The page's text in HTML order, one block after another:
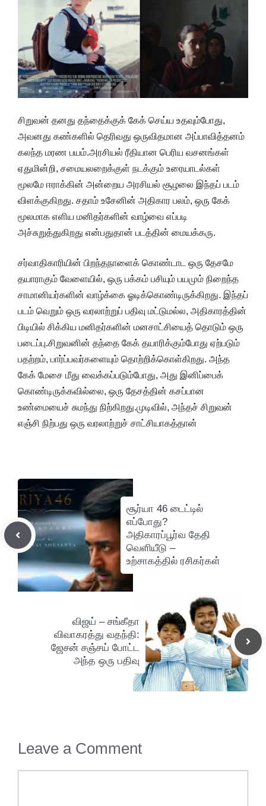
சிறுவன் தனது தந்தைக்குக் கேக் செய்ய உதவும்போது,
அவனது கண்களில் தெரிவது ஒருவிதமான அப்பாவித்தனம்
கலந்த மரண பயம்.அரசியல் ரீதியான பெரிய வசனங்கள்
ஏதுமின்றி, சமையலறைக்குள் நடக்கும் உரையாடல்கள்
மூலமே ஈராக்கின் அன்றைய அரசியல் சூழலை இந்தப் படம்
விளக்குகிறது. சதாம் உசேனின் அதிகார பலம், ஒரு கேக்
மூலமாக எளிய மனிதர்களின் வாழ்வை எப்படி
அச்சுறுத்துகிறது என்பதுதான் படத்தின் மையக்கரு.
சர்வாதிகாரியின் பிறந்தநாளைக் கொண்டாட ஒரு தேசமே
தயாராகும் வேளையில், ஒரு பக்கம் பசியும் பயமும் நிறைந்த
சாமானியர்களின் வாழ்க்கை ஓடிக்கொண்டிருக்கிறது. இந்தப்
படம் வெறும் ஒரு வரலாற்றுப் பதிவு மட்டுமல்ல, அதிகாரத்தின்
பிடியில் சிக்கிய மனிதர்களின் மனசாட்சியைத் தொடும் ஒரு
படைப்பு.சிறுவனின் தந்தை கேக் தயாரிக்கும்போது ஏற்படும்
பதற்றம், பார்ப்பவர்களையும் தொற்றிக்கொள்கிறது. அந்த
கேக் மேசை மீது வைக்கப்படும்போது, அது இனிப்பைக்
கொண்டிருக்கவில்லை, ஒரு தேசத்தின் கசப்பான
உண்மையைச் சுமந்து நிற்கிறது.முடிவில், அந்தச் சிறுவன்
எஞ்சி நிற்பது ஒரு வரலாற்றுச் சாட்சியாகத்தான்
சூர்யா 46 டைட்டில்
எப்போது?
அதிகாரப்பூர்வ தேதி
வெளியீடு –
உற்சாகத்தில் ரசிகர்கள்
விஜய் – சங்கீதா
விவாகரத்து வதந்தி:
ஜேசன் சஞ்சய் போட்ட
அந்த ஒரு பதிவு
Leave a Comment